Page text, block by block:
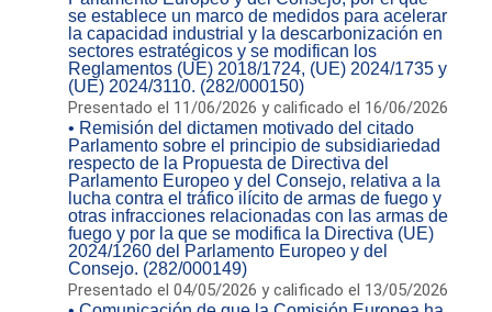
se establece un marco de medidos para acelerar
la capacidad industrial y la descarbonización en
sectores estratégicos y se modifican los
Reglamentos (UE) 2018/1724, (UE) 2024/1735 y
(UE) 2024/3110. (282/000150)
Presentado el 11/06/2026 y calificado el 16/06/2026
• Remisión del dictamen motivado del citado
Parlamento sobre el principio de subsidiariedad
respecto de la Propuesta de Directiva del
Parlamento Europeo y del Consejo, relativa a la
lucha contra el tráfico ilícito de armas de fuego y
otras infracciones relacionadas con las armas de
fuego y por la que se modifica la Directiva (UE)
2024/1260 del Parlamento Europeo y del
Consejo. (282/000149)
Presentado el 04/05/2026 y calificado el 13/05/2026